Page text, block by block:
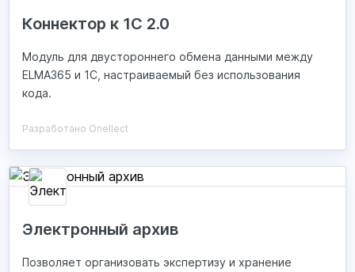
Коннектор к 1С 2.0
Модуль для двустороннего обмена данными между
ELMA365 и 1С, настраиваемый без использования
кода.
Разработано Onellect
Электронный архив
Позволяет организовать экспертизу и хранение